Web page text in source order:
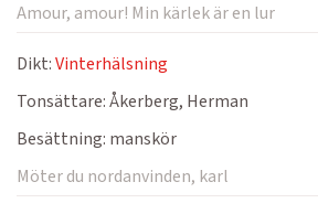
Amour, amour! Min kärlek är en lur
Dikt:Vinterhälsning
Tonsättare:Åkerberg, Herman
Besättning: manskör
Möter du nordanvinden, karl